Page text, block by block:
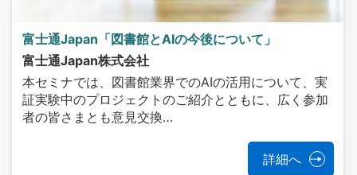
富士通Japan「図書館とAIの今後について」
富士通Japan株式会社
本セミナでは、図書館業界でのAIの活用について、実
証実験中のプロジェクトのご紹介とともに、広く参加
者の皆さまとも意見交換…
詳細へ